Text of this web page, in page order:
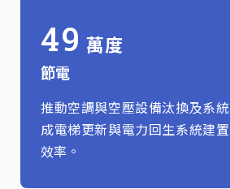
49 萬度
節電
推動空調與空壓設備汰換及系
成電梯更新與電力回生系統建
效率。